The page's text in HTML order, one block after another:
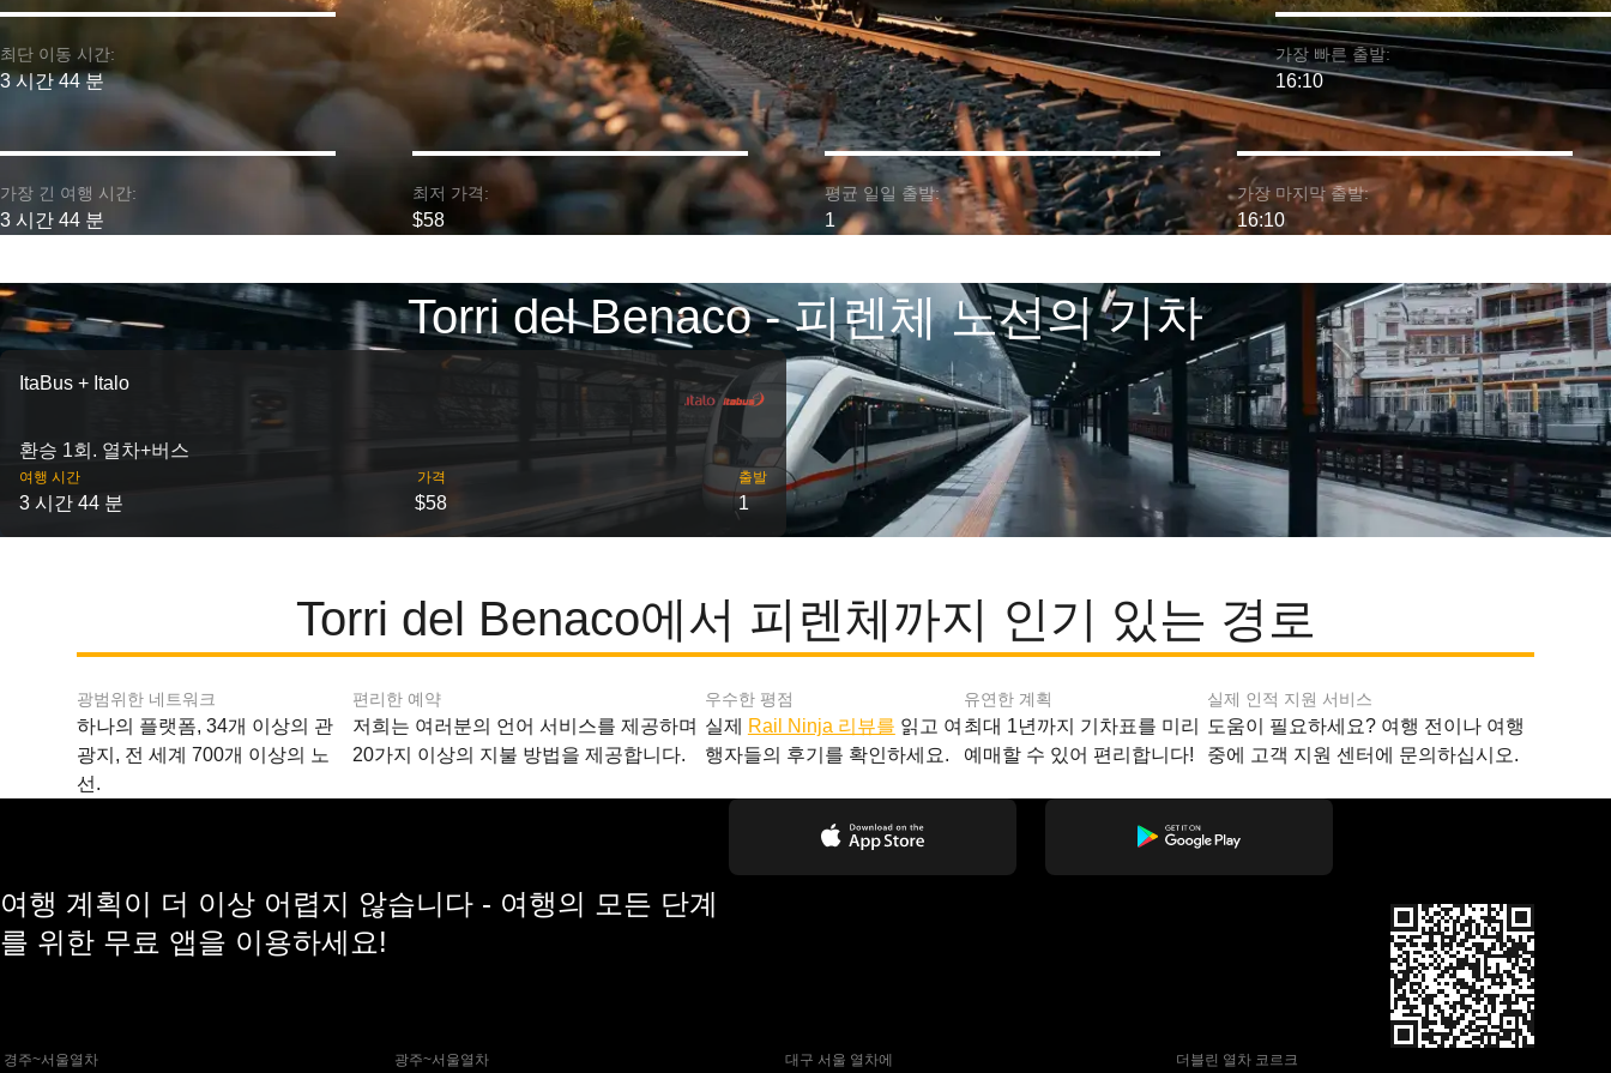
최단 이동 시간:
3 시간 44 분
가장 빠른 출발:
16:10
가장 긴 여행 시간:
3 시간 44 분
최저 가격:
$58
평균 일일 출발:
1
가장 마지막 출발:
16:10
Torri del Benaco - 피렌체 노선의 기차
ItaBus + Italo
환승 1회. 열차+버스
여행 시간
3 시간 44 분
가격
$58
출발
1
Torri del Benaco에서 피렌체까지 인기 있는 경로
광범위한 네트워크
하나의 플랫폼, 34개 이상의 관
광지, 전 세계 700개 이상의 노
선.
편리한 예약
저희는 여러분의 언어 서비스를 제공하며
20가지 이상의 지불 방법을 제공합니다.
우수한 평점
실제 Rail Ninja 리뷰를 읽고 여
행자들의 후기를 확인하세요.
유연한 계획
최대 1년까지 기차표를 미리
예매할 수 있어 편리합니다!
실제 인적 지원 서비스
도움이 필요하세요? 여행 전이나 여행
중에 고객 지원 센터에 문의하십시오.
여행 계획이 더 이상 어렵지 않습니다 - 여행의 모든 단계
를 위한 무료 앱을 이용하세요!
경주~서울열차 광주~서울열차 대구 서울 열차에 더블린 열차 코르크